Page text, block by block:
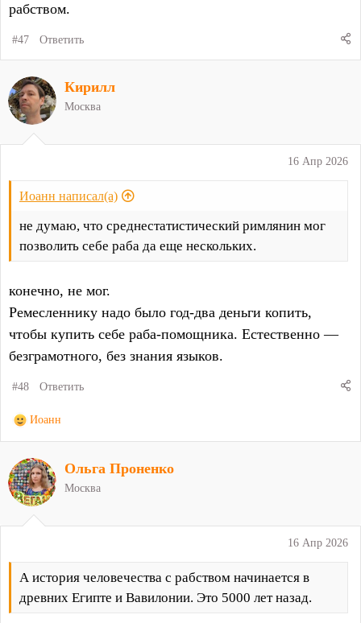
рабством.
#47 Ответить
16 Апр 2026
Иоанн написал(а)
не думаю, что среднестатистический римлянин мог
позволить себе раба да еще нескольких.
конечно, не мог.
Ремесленнику надо было год-два деньги копить,
чтобы купить себе раба-помощника. Естественно —
безграмотного, без знания языков.
#48 Ответить
Р
к
ц
и
Иоанн
Кирилл
Москва
16 Апр 2026
А история человечества с рабством начинается в
древних Египте и Вавилонии. Это 5000 лет назад.
Ольга Проненко
Москва